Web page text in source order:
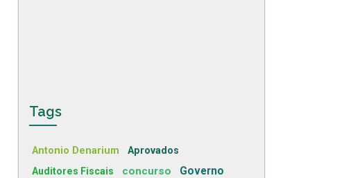
Tags
Antonio Denarium Aprovados
Auditores Fiscais concurso Governo